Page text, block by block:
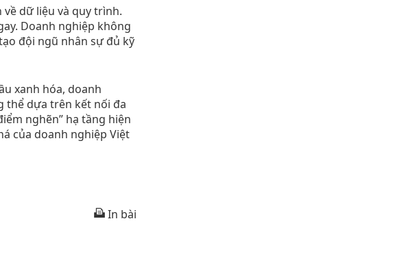
dữ liệu và quy trình.
Doanh nghiệp không
đội ngũ nhân sự đủ kỹ
xanh hóa, doanh
thể dựa trên kết nối đa
nghẽn” hạ tầng hiện
của doanh nghiệp Việt
In bài